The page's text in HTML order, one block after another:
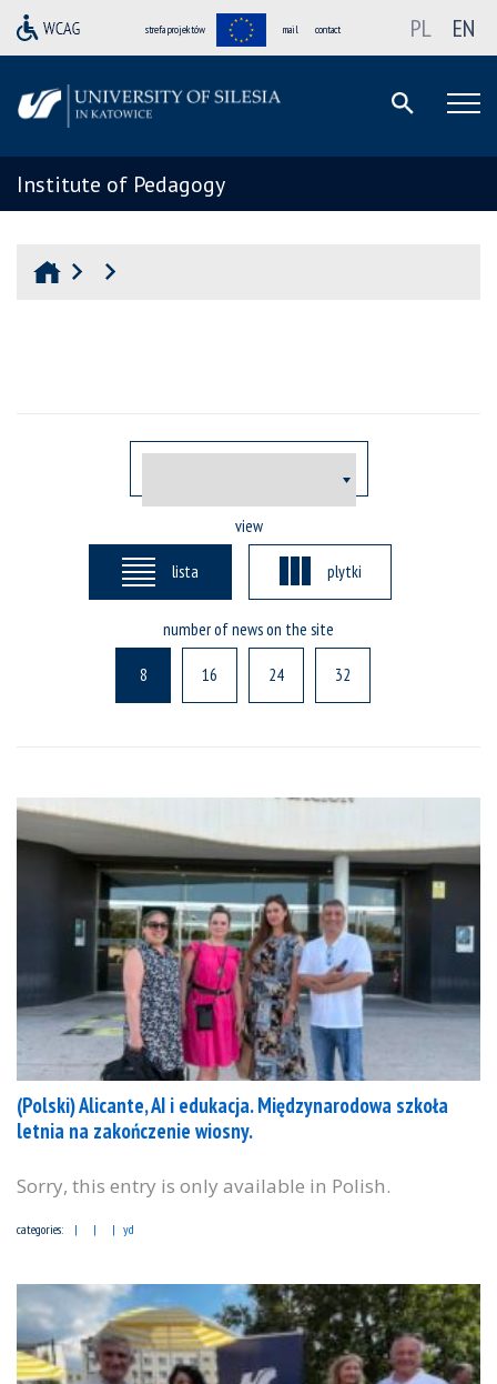
strefa projektów mail contact PL EN
Institute of Pedagogy
view
lista plytki
number of news on the site
8 16 24 32
(Polski) Alicante, AI i edukacja. Międzynarodowa szkoła
letnia na zakończenie wiosny.
Sorry, this entry is only available in Polish.
categories: yd